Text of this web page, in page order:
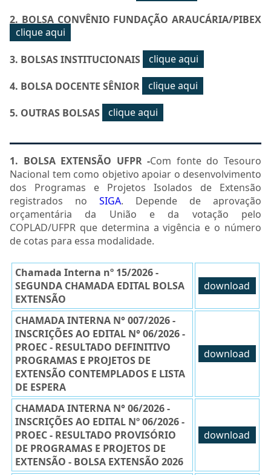
2. BOLSA CONVÊNIO FUNDAÇÃO ARAUCÁRIA/PIBEX
clique aqui
3. BOLSAS INSTITUCIONAIS
clique aqui
4. BOLSA DOCENTE SÊNIOR
clique aqui
5. OUTRAS BOLSAS
clique aqui
1. BOLSA EXTENSÃO UFPR -Com fonte do Tesouro
Nacional tem como objetivo apoiar o desenvolvimento
dos Programas e Projetos Isolados de Extensão
registrados no SIGA. Depende de aprovação
orçamentária da União e da votação pelo
COPLAD/UFPR que determina a vigência e o número
de cotas para essa modalidade.
Chamada Interna nº 15/2026 -
SEGUNDA CHAMADA EDITAL BOLSA
EXTENSÃO
download
CHAMADA INTERNA N° 007/2026 -
INSCRIÇÕES AO EDITAL N° 06/2026 -
PROEC - RESULTADO DEFINITIVO
PROGRAMAS E PROJETOS DE
EXTENSÃO CONTEMPLADOS E LISTA
DE ESPERA
download
CHAMADA INTERNA N° 06/2026 -
INSCRIÇÕES AO EDITAL Nº 06/2026 -
PROEC - RESULTADO PROVISÓRIO
DE PROGRAMAS E PROJETOS DE
EXTENSÃO - BOLSA EXTENSÃO 2026
download